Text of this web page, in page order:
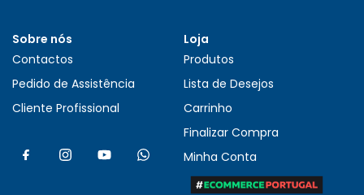
Sobre nós
Contactos
Pedido de Assistência
Cliente Profissional
Loja
Produtos
Lista de Desejos
Carrinho
Finalizar Compra
Minha Conta